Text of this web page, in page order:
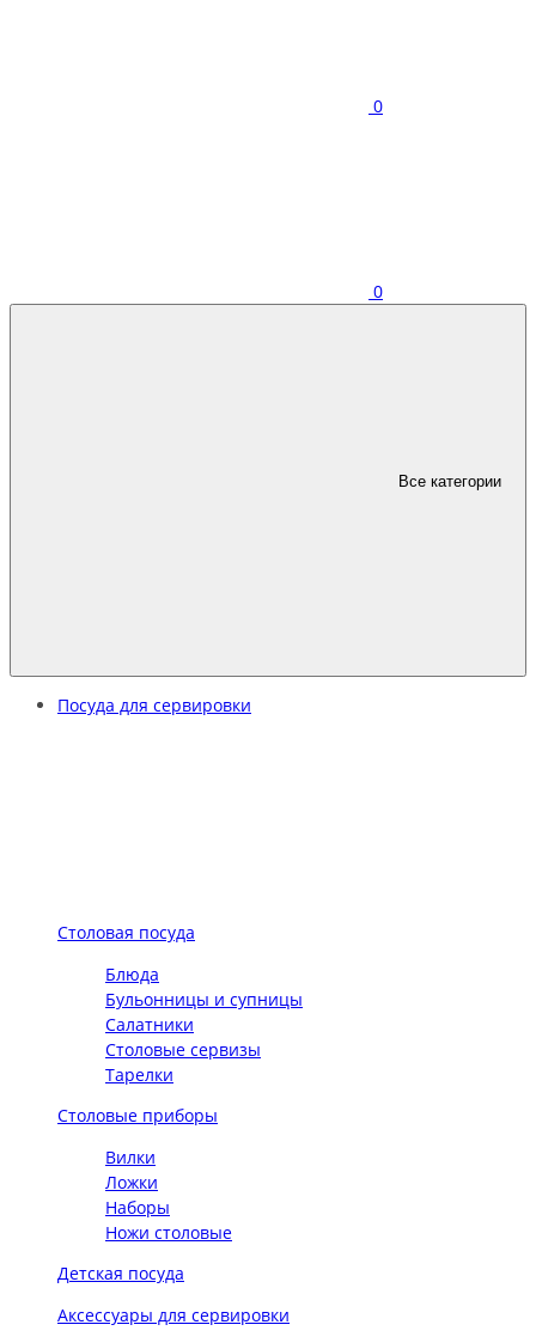
0
0
Все категории
Посуда для сервировки
Столовая посуда
Блюда
Бульонницы и супницы
Салатники
Столовые сервизы
Тарелки
Столовые приборы
Вилки
Ложки
Наборы
Ножи столовые
Детская посуда
Аксессуары для сервировки